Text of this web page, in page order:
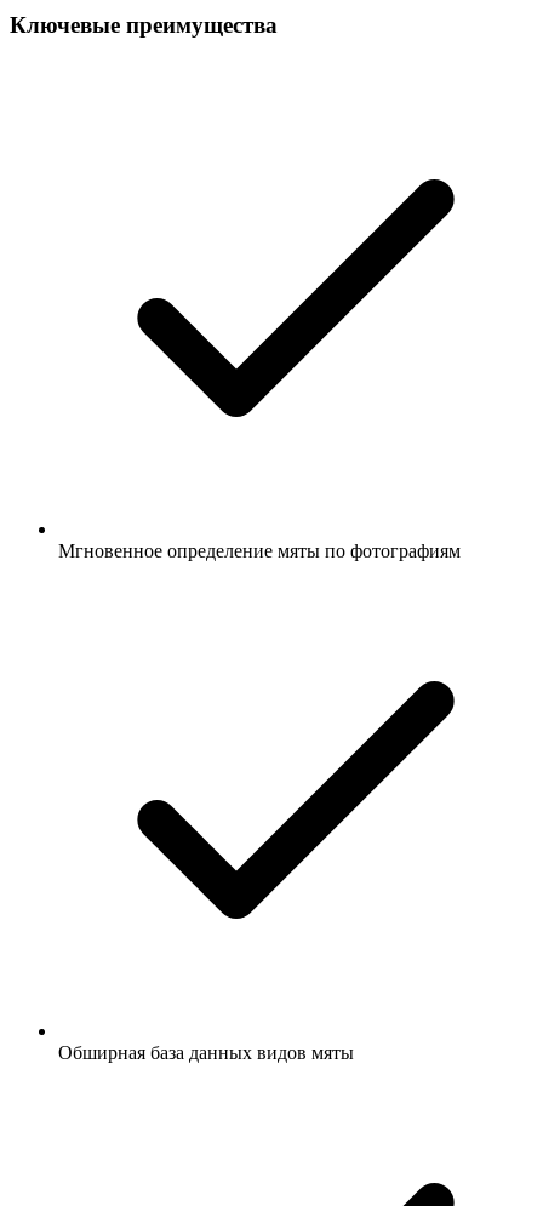
Ключевые преимущества
Мгновенное определение мяты по фотографиям
Обширная база данных видов мяты